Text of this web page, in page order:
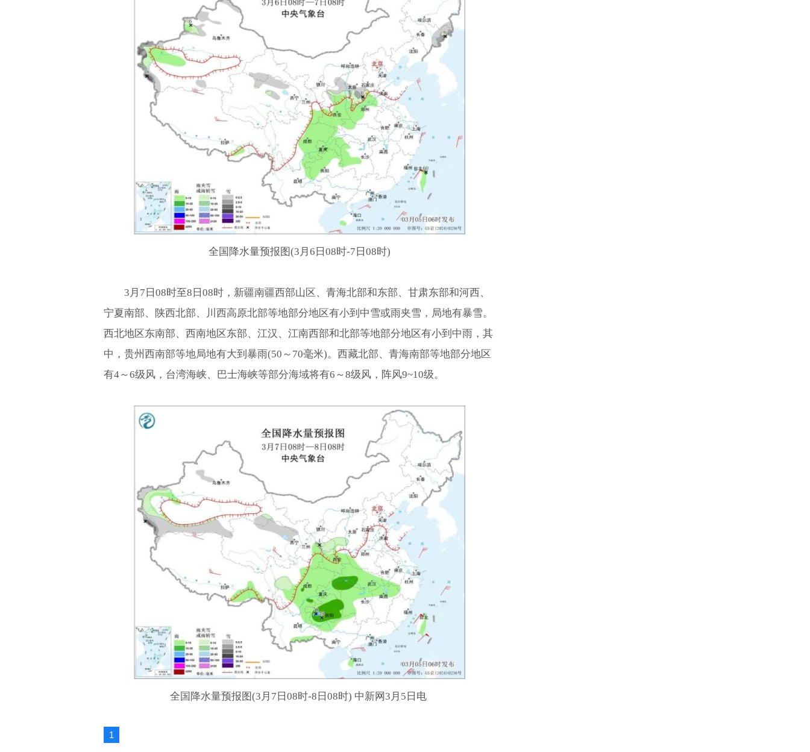
全国降水量预报图(3月6日08时-7日08时)
3月7日08时至8日08时，新疆南疆西部山区、青海北部和东部、甘肃东部和河西、
宁夏南部、陕西北部、川西高原北部等地部分地区有小到中雪或雨夹雪，局地有暴雪。
西北地区东南部、西南地区东部、江汉、江南西部和北部等地部分地区有小到中雨，其
中，贵州西南部等地局地有大到暴雨(50～70毫米)。西藏北部、青海南部等地部分地区
有4～6级风，台湾海峡、巴士海峡等部分海域将有6～8级风，阵风9~10级。
全国降水量预报图(3月7日08时-8日08时) 中新网3月5日电
1